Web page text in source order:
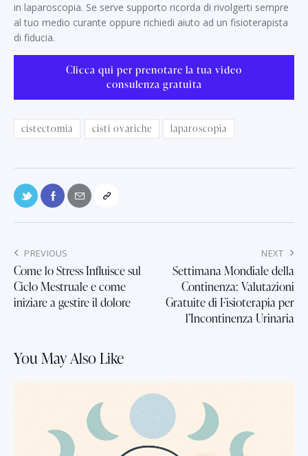
in laparoscopia. Se serve supporto ricorda di rivolgerti sempre
al tuo medio curante oppure richiedi aiuto ad un fisioterapista
di fiducia.
Clicca qui per prenotare la tua video
consulenza gratuita
cistectomia cisti ovariche laparoscopia
PREVIOUS
Come lo Stress Influisce sul
Ciclo Mestruale e come
iniziare a gestire il dolore
NEXT
Settimana Mondiale della
Continenza: Valutazioni
Gratuite di Fisioterapia per
l’Incontinenza Urinaria
You May Also Like